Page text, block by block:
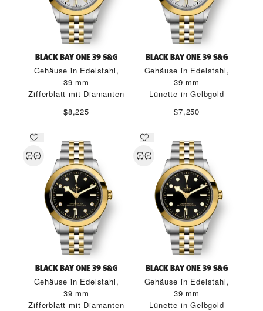
BLACK BAY ONE 39 S&G
Gehäuse in Edelstahl,
39 mm
Zifferblatt mit Diamanten
$8,225
BLACK BAY ONE 39 S&G
Gehäuse in Edelstahl,
39 mm
Lünette in Gelbgold
$7,250
BLACK BAY ONE 39 S&G
Gehäuse in Edelstahl,
39 mm
Zifferblatt mit Diamanten
BLACK BAY ONE 39 S&G
Gehäuse in Edelstahl,
39 mm
Lünette in Gelbgold